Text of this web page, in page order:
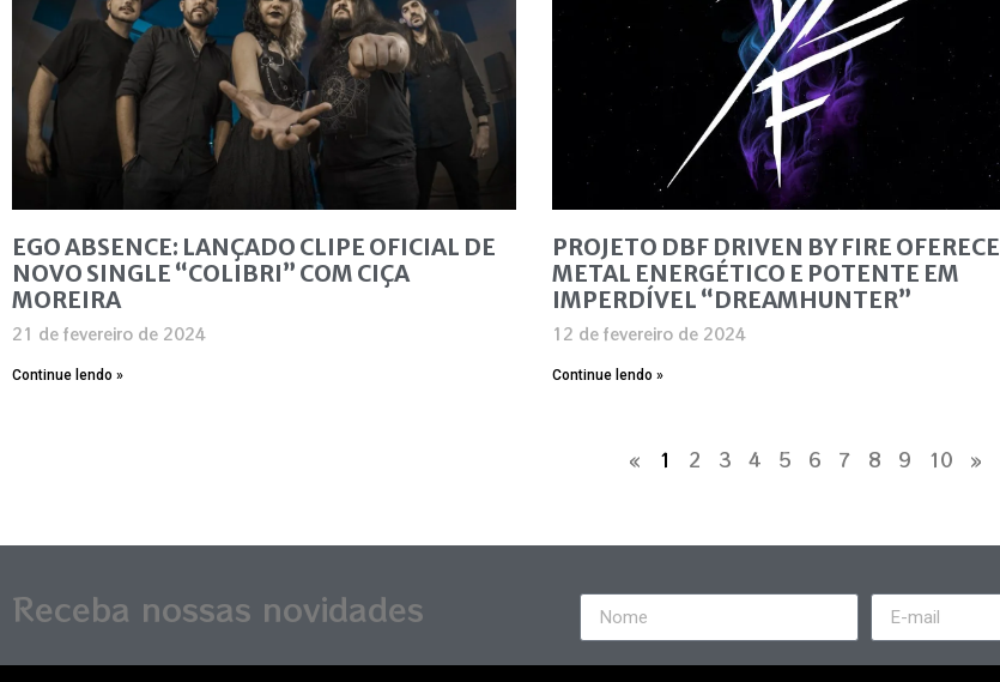
EGO ABSENCE: LANÇADO CLIPE OFICIAL DE
NOVO SINGLE “COLIBRI” COM CIÇA
MOREIRA
21 de fevereiro de 2024
Continue lendo »
PROJETO DBF DRIVEN BY FIRE OFERECE
METAL ENERGÉTICO E POTENTE EM
IMPERDÍVEL “DREAMHUNTER”
12 de fevereiro de 2024
Continue lendo »
« 1 2 3 4 5 6 7 8 9 10 »
Receba nossas novidades